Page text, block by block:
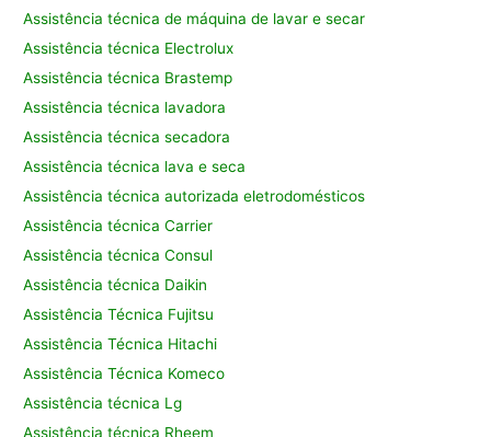
Assistência técnica de máquina de lavar e secar
Assistência técnica Electrolux
Assistência técnica Brastemp
Assistência técnica lavadora
Assistência técnica secadora
Assistência técnica lava e seca
Assistência técnica autorizada eletrodomésticos
Assistência técnica Carrier
Assistência técnica Consul
Assistência técnica Daikin
Assistência Técnica Fujitsu
Assistência Técnica Hitachi
Assistência Técnica Komeco
Assistência técnica Lg
Assistência técnica Rheem